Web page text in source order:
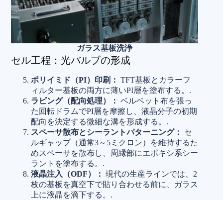
ガラス基板洗浄
セル工程：光バルブの形成
ポリイミド（PI）印刷： TFT基板とカラーフ
ィルター基板の両方に薄いPI層を塗布する。.
ラビング（配向処理）： ベルベット布を張っ
た回転ドラムでPI層を摩擦し、液晶分子の初期
配向を決定する微細な溝を形成する。.
スペーサ散布とシーラントパターニング：
セ
ルギャップ（通常3～5ミクロン）を維持するた
めスペーサを散布し、周縁部にエポキシ系シー
ラントを塗布する。.
液晶注入（ODF）： 現代の生産ラインでは、2
枚の基板を真空下で貼り合わせる前に、ガラス
上に液晶を滴下する。.